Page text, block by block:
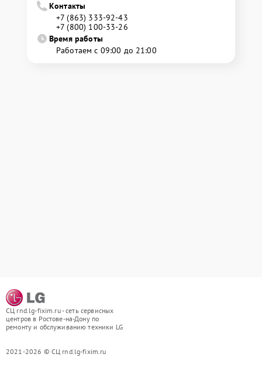
Контакты
+7 (863) 333-92-43
+7 (800) 100-33-26
Время работы
Работаем с 09:00 до 21:00
СЦ rnd.lg-fixim.ru - сеть сервисных
центров в Ростове-на-Дону по
ремонту и обслуживанию техники LG
2021-2026 © СЦ rnd.lg-fixim.ru